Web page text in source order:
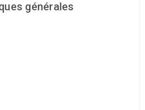
générales